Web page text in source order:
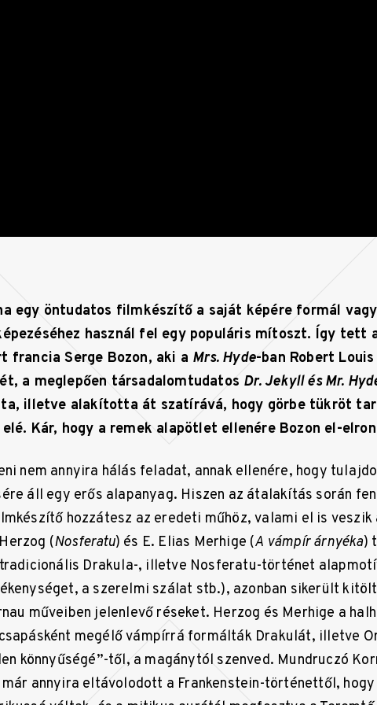
egy öntudatos filmkészítő a saját képére formál
használ fel egy populáris mítoszt. Így tett
francia Serge Bozon, aki a Mrs. Hyde-ban Robert
a meglepően társadalomtudatos Dr. Jekyll és Mr.
illetve alakította át szatírává, hogy görbe tükröt
Kár, hogy a remek alapötlet ellenére Bozon el-
nem annyira hálás feladat, annak ellenére, hogy
áll egy erős alapanyag. Hiszen az átalakítás során
hozzátesz az eredeti műhöz, valami el is veszik
(Nosferatu) és E. Elias Merhige (A vámpír árnyéka)
Drakula-, illetve Nosferatu-történet
a szerelmi szálat stb.), azonban sikerült
műveiben jelenlevő réseket. Herzog és Merhige a
megélő vámpírrá formálták Drakulát, illetve
könnyűségé”-től, a magánytól szenved. Mundruczó
már annyira eltávolodott a Frankenstein-történettől, hogy